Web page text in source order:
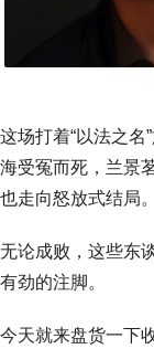
这场打着“以法之
海受冤而死，兰景
也走向怒放式结局。
无论成败，这些东
有劲的注脚。
今天就来盘货一下